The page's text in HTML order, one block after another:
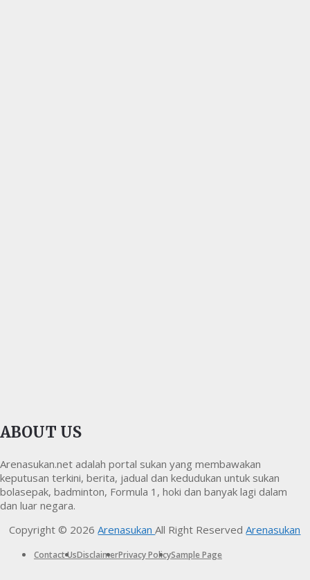
ABOUT US
Arenasukan.net adalah portal sukan yang membawakan
keputusan terkini, berita, jadual dan kedudukan untuk sukan
bolasepak, badminton, Formula 1, hoki dan banyak lagi dalam
dan luar negara.
Copyright © 2026ArenasukanAll Right ReservedArenasukan
Contact UsDisclaimerPrivacy PolicySample Page